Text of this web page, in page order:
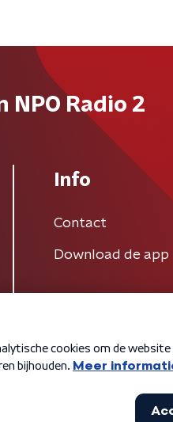
NPO Radio 2
Info
Contact
Download de app